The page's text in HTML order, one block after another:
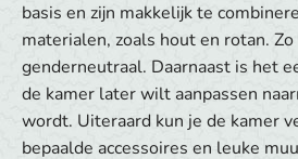
basis en zijn makkelijk te
materialen, zoals hout en rotan.
genderneutraal. Daarnaast is het
de kamer later wilt aanpassen
wordt. Uiteraard kun je de kamer
bepaalde accessoires en leuke